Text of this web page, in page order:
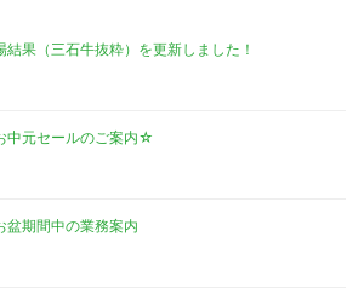
結果（三石牛抜粋）を更新しました！
中元セールのご案内☆
盆期間中の業務案内